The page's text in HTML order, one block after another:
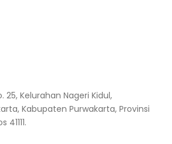
25, Kelurahan Nageri Kidul,
Kabupaten Purwakarta, Provinsi